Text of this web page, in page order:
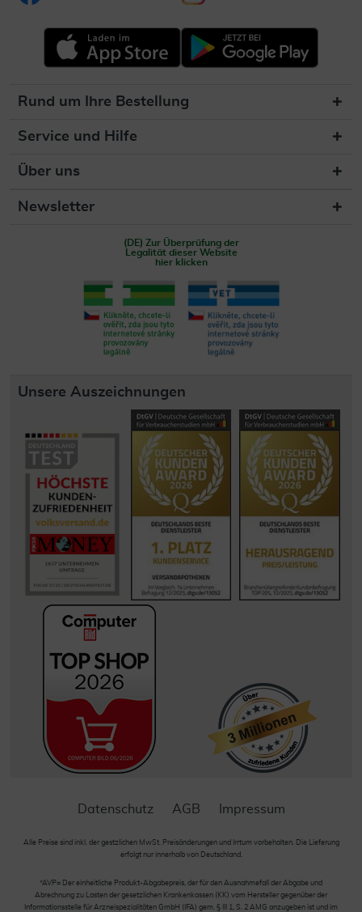
Rund um Ihre Bestellung
Service und Hilfe
Über uns
Newsletter
(DE) Zur Überprüfung der
Legalität dieser Website
hier klicken
Unsere Auszeichnungen
Datenschutz AGB Impressum
Alle Preise sind inkl. der gestzlichen MwSt. Preisänderungen und Irrtum vorbehalten. Die Lieferung
erfolgt nur innerhalb von Deutschland.
*AVP= Der einheitliche Produkt-Abgabepreis, der für den Ausnahmefall der Abgabe und
Abrechnung zu Lasten der gesetzlichen Krankenkassen (KK) vom Hersteller gegenüber der
Informationsstelle für Arzneispezialitäten GmbH (IFA) gem. § III 1, S. 2 AMG anzugeben ist und im